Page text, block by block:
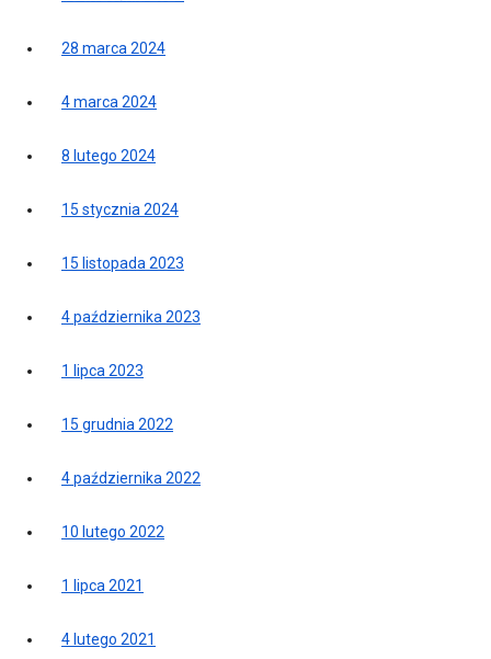
28 marca 2024
4 marca 2024
8 lutego 2024
15 stycznia 2024
15 listopada 2023
4 października 2023
1 lipca 2023
15 grudnia 2022
4 października 2022
10 lutego 2022
1 lipca 2021
4 lutego 2021